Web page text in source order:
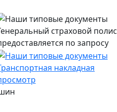
страховой полис
по запросу
накладная